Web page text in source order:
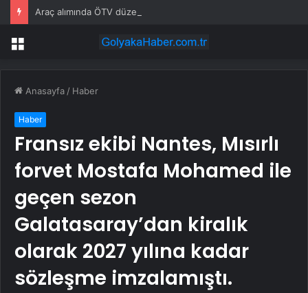
Menü
Anasayfa / Haber
Haber
Fransız ekibi Nantes, Mısırlı
forvet Mostafa Mohamed ile
geçen sezon
Galatasaray’dan kiralık
olarak 2027 yılına kadar
sözleşme imzalamıştı.